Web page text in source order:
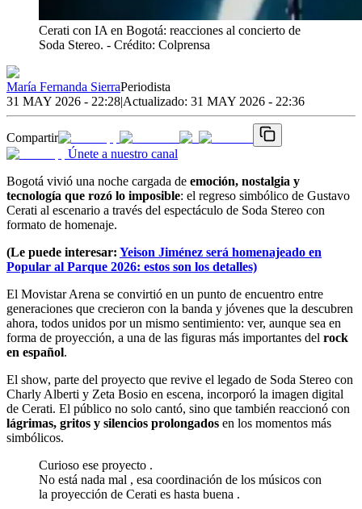
Cerati con IA en Bogotá: reacciones al concierto de
Soda Stereo. - Crédito: Colprensa
María Fernanda SierraPeriodista
31 MAY 2026 - 22:28|Actualizado: 31 MAY 2026 - 22:36
Compartir
Únete a nuestro canal
Bogotá vivió una noche cargada de emoción, nostalgia y
tecnología que rozó lo imposible: el regreso simbólico de Gustavo
Cerati al escenario a través del espectáculo de Soda Stereo con
formato de homenaje.
(Le puede interesar: Yeison Jiménez será homenajeado en
Popular al Parque 2026: estos son los detalles)
El Movistar Arena se convirtió en un punto de encuentro entre
generaciones que crecieron con la banda y jóvenes que la descubren
ahora, todos unidos por un mismo sentimiento: ver, aunque sea en
forma de proyección, a una de las figuras más importantes del rock
en español.
El show, parte del proyecto que revive el legado de Soda Stereo con
Charly Alberti y Zeta Bosio en escena, incorporó la imagen digital
de Cerati. El público no solo cantó, sino que también reaccionó con
lágrimas, gritos y silencios prolongados en los momentos más
simbólicos.
Curioso ese proyecto .
No está nada mal , esa coordinación de los músicos con
la proyección de Cerati es hasta buena .